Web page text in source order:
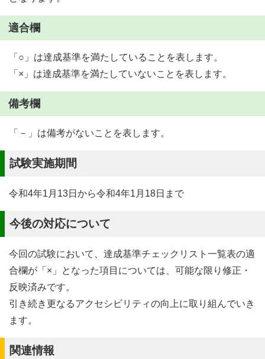
適合欄
「○」は達成基準を満たしていることを表します。
「×」は達成基準を満たしていないことを表します。
備考欄
「－」は備考がないことを表します。
試験実施期間
令和4年1月13日から令和4年1月18日まで
今後の対応について
今回の試験において、達成基準チェックリスト一覧表の適
合欄が「×」となった項目については、可能な限り修正・
反映済みです。
引き続き更なるアクセシビリティの向上に取り組んでいき
ます。
関連情報